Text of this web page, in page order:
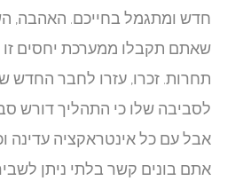
חדש ומתגמל בחייכם. האהבה,
שאתם תקבלו ממערכת יחסים זו
תחרות. זכרו, עזרו לחבר החדש
לסביבה שלו כי התהליך דורש
אבל עם כל אינטראקציה עדינה
אתם בונים קשר בלתי ניתן